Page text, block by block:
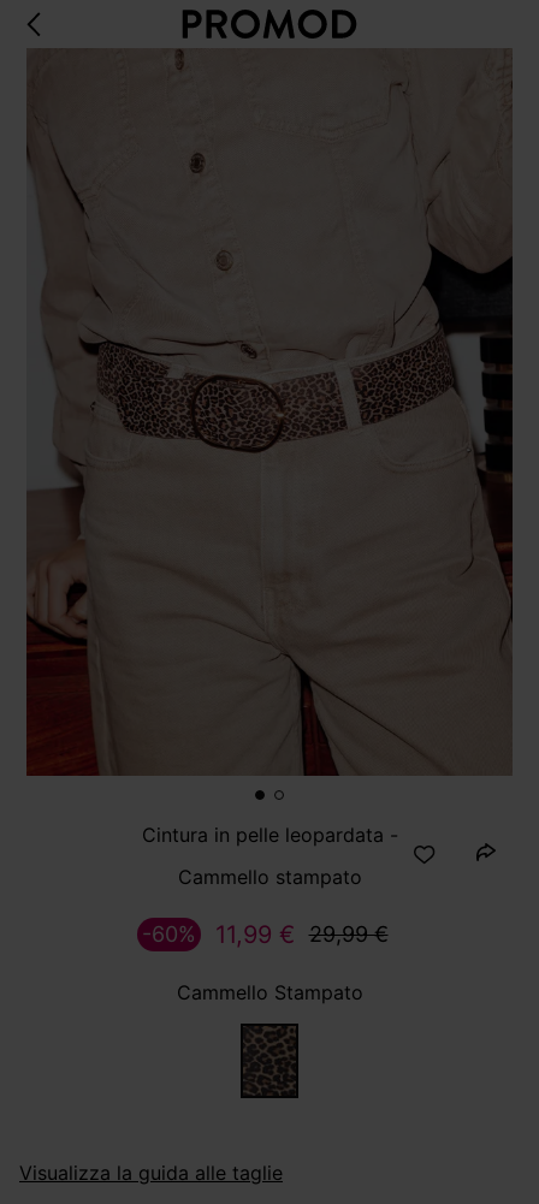
Cintura in pelle leopardata -
Cammello stampato
11,99 € 29,99 €
-60%
Cammello Stampato
Visualizza la guida alle taglie